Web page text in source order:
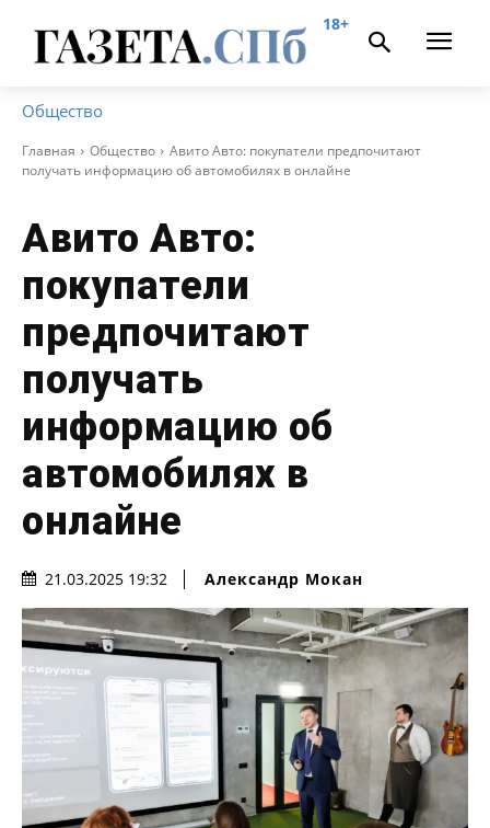
18+
Общество
Главная Общество
Авито Авто: покупатели предпочитают
получать информацию об автомобилях в онлайне
Авито Авто:
покупатели
предпочитают
получать
информацию об
автомобилях в
онлайне
21.03.2025 19:32 Александр Мокан